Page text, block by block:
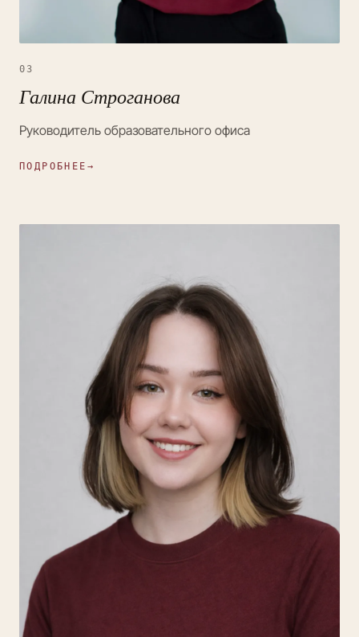
03
Галина Строганова
Руководитель образовательного офиса
ПОДРОБНЕЕ →